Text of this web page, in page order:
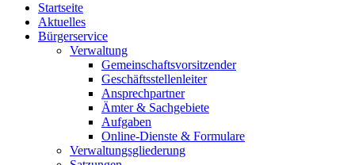
Startseite
Aktuelles
Bürgerservice
Verwaltung
Gemeinschaftsvorsitzender
Geschäftsstellenleiter
Ansprechpartner
Ämter & Sachgebiete
Aufgaben
Online-Dienste & Formulare
Verwaltungsgliederung